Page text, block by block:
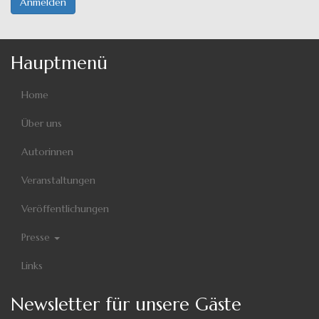
Hauptmenü
Home
Über uns
Autorinnen
Veranstaltungen
Veröffentlichungen
Presse
Links
Newsletter für unsere Gäste